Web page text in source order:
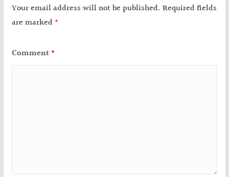
Your email address will not be published. Required fields
are marked *
Comment *